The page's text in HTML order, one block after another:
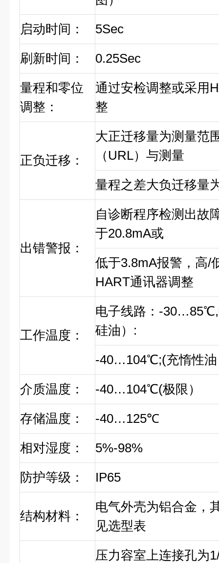
启动时间：
5Sec
刷新时间：
0.25Sec
量程和零位
调整：
通过安检调整或采用
整
正负迁移：
大正迁移量为测量范
（URL）与测量
量程之差大负迁移量
出错警报：
自诊断程序检测出故
于20.8mA或
低于3.8mA报警，高/
HART通讯器调整
工作温度：
电子线路：-
硅油）:
-40…104℃;(充惰性
介质温度：
-40…104℃(极限）
存储温度：
-40…125℃
相对湿度：
5%-98%
防护等级：
IP65
结构材料：
电气外壳为铝合金，
见选型表
压力容室上连接孔为